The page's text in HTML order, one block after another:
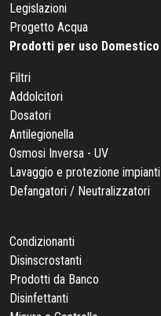
Legislazioni
Progetto Acqua
Prodotti per uso Domestico
Filtri
Addolcitori
Dosatori
Antilegionella
Osmosi Inversa - UV
Lavaggio e protezione impianti
Defangatori / Neutralizzatori
Condizionanti
Disinscrostanti
Prodotti da Banco
Disinfettanti